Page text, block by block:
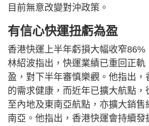
目前無意改變對沖政策。
有信心快運扭虧為盈
香港快運上半年虧損大幅收窄86%
林紹波指出，快運業績已重回正軌
盈，對下半年審慎樂觀。他指出，
的需求健康，而近年已擴大航點
至內地及東南亞航點，亦擴大銷售
南亞。他指出，香港快運會持續發